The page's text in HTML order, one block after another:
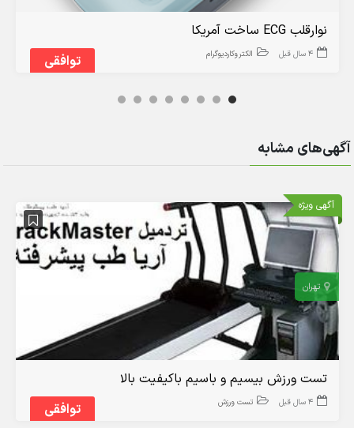
توافقی
نوارقلب ECG ساخت آمریکا
4 سال قبل الکتروکاردیوگرام
آگهی‌های مشابه
آگهی ویژه
تهران
توافقی
تست ورزش بیسیم و باسیم باکیفیت بالا
4 سال قبل تست ورزش